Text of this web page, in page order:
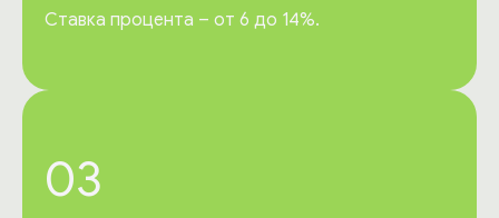
Ставка процента – от 6 до 14%.
03